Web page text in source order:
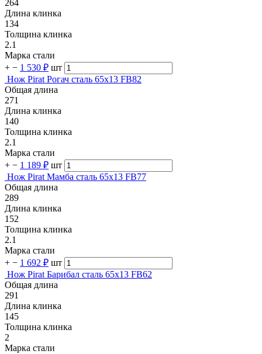
264
Длина клинка
134
Толщина клинка
2.1
Марка стали
+ − 1 530 ₽ шт
Нож Pirat Рогач сталь 65х13 FB82
Общая длина
271
Длина клинка
140
Толщина клинка
2.1
Марка стали
+ − 1 189 ₽ шт
Нож Pirat Мамба сталь 65х13 FB77
Общая длина
289
Длина клинка
152
Толщина клинка
2.1
Марка стали
+ − 1 692 ₽ шт
Нож Pirat Барибал сталь 65х13 FB62
Общая длина
291
Длина клинка
145
Толщина клинка
2
Марка стали